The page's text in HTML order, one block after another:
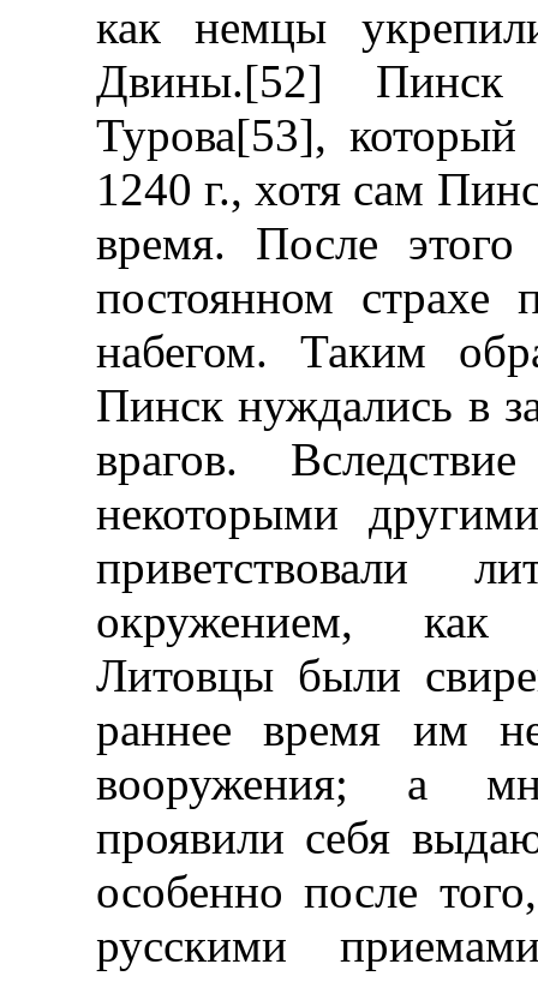
как немцы
Двины.[52] Пинск
Турова[53],
1240 г., хотя сам
время. После этого
постоянном страхе
набегом. Таким
Пинск нуждались в
врагов.
некоторыми
приветствовали
окружением, как
Литовцы были
раннее время им
вооружения; а
проявили себя
особенно после
русскими